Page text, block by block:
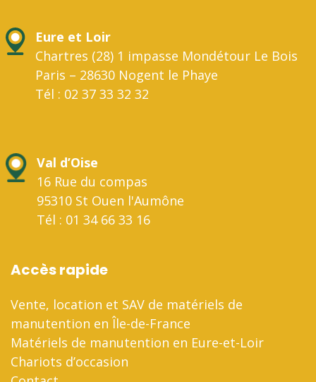
Eure et Loir
Chartres (28) 1 impasse Mondétour Le Bois
Paris – 28630 Nogent le Phaye
Tél : 02 37 33 32 32
Val d’Oise
16 Rue du compas
95310 St Ouen l'Aumône
Tél : 01 34 66 33 16
Accès rapide
Vente, location et SAV de matériels de
manutention en Île-de-France
Matériels de manutention en Eure-et-Loir
Chariots d’occasion